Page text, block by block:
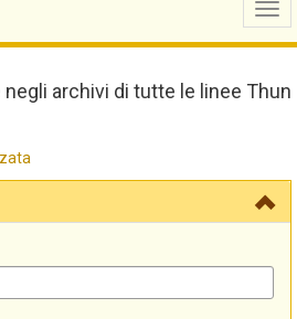
archivi di tutte le linee Thun